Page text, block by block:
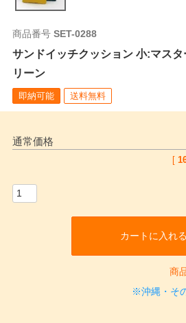
商品番号 SET-0288
サンドイッチクッション 小:マス
リーン
即納可能 送料無料
通常価格
カートに入れる
商
※沖縄・そ